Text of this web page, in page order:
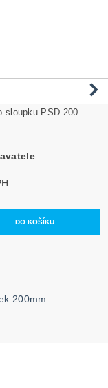
sloupku PSD 200
200mm